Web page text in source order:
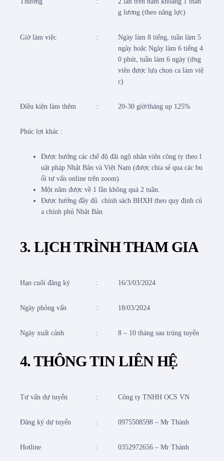
g lương (theo năng lực)
Giờ làm việc :
Ngày làm 8 tiếng, tuần làm 5
ngày hoặc Ngày làm 6 tiếng 4
0 phút, tuần làm 6 ngày (ứng
viên được lựa chọn ca làm việ
c)
Điều kiện làm thêm : 20-30 giờ/tháng up 125%
Phúc lợi khác :
Được hưởng các chế độ đãi ngộ nhân viên công ty theo l
uật pháp Nhật Bản và Việt Nam (được chia sẻ qua các bu
ổi tư vấn online trên zoom).
Một năm được về 1 lần không quá 2 tuần.
Được hưởng đầy đủ chính sách BHXH theo quy định củ
a chính phủ Nhật Bản
3. LỊCH TRÌNH THAM GIA
Hạn cuối đăng ký : 16/3/03/2024
Ngày phỏng vấn : 18/03/2024
Ngày xuất cảnh : 8 – 10 tháng sau trúng tuyển
4. THÔNG TIN LIÊN HỆ
Tư vấn dự tuyển : Công ty TNHH OCS VN
Đăng ký dự tuyển : 0975508598 – Mr Thành
Hotline : 0352972656 – Mr Thành